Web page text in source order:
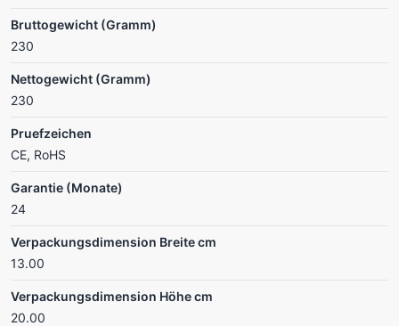
Bruttogewicht (Gramm)
230
Nettogewicht (Gramm)
230
Pruefzeichen
CE, RoHS
Garantie (Monate)
24
Verpackungsdimension Breite cm
13.00
Verpackungsdimension Höhe cm
20.00